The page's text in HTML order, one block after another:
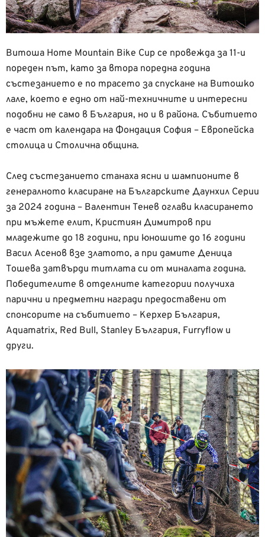
Витоша Home Mountain Bike Cup се провежда за 11-и
пореден път, като за втора поредна година
състезанието е по трасето за спускане на Витошко
лале, което е едно от най-техничните и интересни
подобни не само в България, но и в района. Събитието
е част от календара на Фондация София – Европейска
столица и Столична община.
След състезанието станаха ясни и шампионите в
генералното класиране на Българските Даунхил Серии
за 2024 година – Валентин Тенев оглави класирането
при мъжете елит, Кристиян Димитров при
младежите до 18 години, при юношите до 16 години
Васил Асенов взе златото, а при дамите Деница
Тошева затвърди титлата си от миналата година.
Победителите в отделните категории получиха
парични и предметни награди предоставени от
спонсорите на събитието – Керхер България,
Aquamatrix, Red Bull, Stanley България, Furryflow и
други.